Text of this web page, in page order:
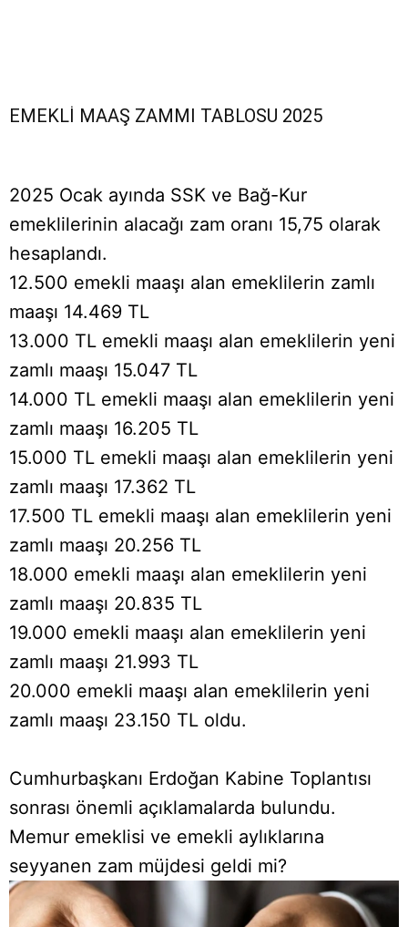
EMEKLİ MAAŞ ZAMMI TABLOSU 2025
2025 Ocak ayında SSK ve Bağ-Kur
emeklilerinin alacağı zam oranı 15,75 olarak
hesaplandı.
12.500 emekli maaşı alan emeklilerin zamlı
maaşı 14.469 TL
13.000 TL emekli maaşı alan emeklilerin yeni
zamlı maaşı 15.047 TL
14.000 TL emekli maaşı alan emeklilerin yeni
zamlı maaşı 16.205 TL
15.000 TL emekli maaşı alan emeklilerin yeni
zamlı maaşı 17.362 TL
17.500 TL emekli maaşı alan emeklilerin yeni
zamlı maaşı 20.256 TL
18.000 emekli maaşı alan emeklilerin yeni
zamlı maaşı 20.835 TL
19.000 emekli maaşı alan emeklilerin yeni
zamlı maaşı 21.993 TL
20.000 emekli maaşı alan emeklilerin yeni
zamlı maaşı 23.150 TL oldu.
Cumhurbaşkanı Erdoğan Kabine Toplantısı
sonrası önemli açıklamalarda bulundu.
Memur emeklisi ve emekli aylıklarına
seyyanen zam müjdesi geldi mi?